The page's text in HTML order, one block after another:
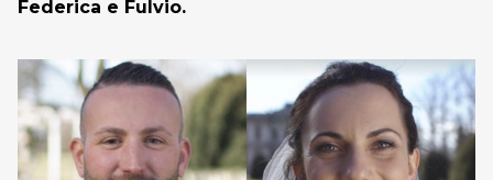
Federica e Fulvio.